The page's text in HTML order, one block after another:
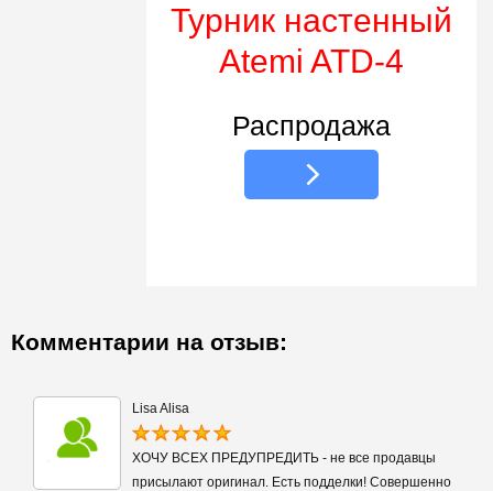
Турник настенный
Atemi ATD-4
Распродажа
Комментарии на отзыв:
Lisa Alisa
ХОЧУ ВСЕХ ПРЕДУПРЕДИТЬ - не все продавцы
присылают оригинал. Есть подделки! Совершенно